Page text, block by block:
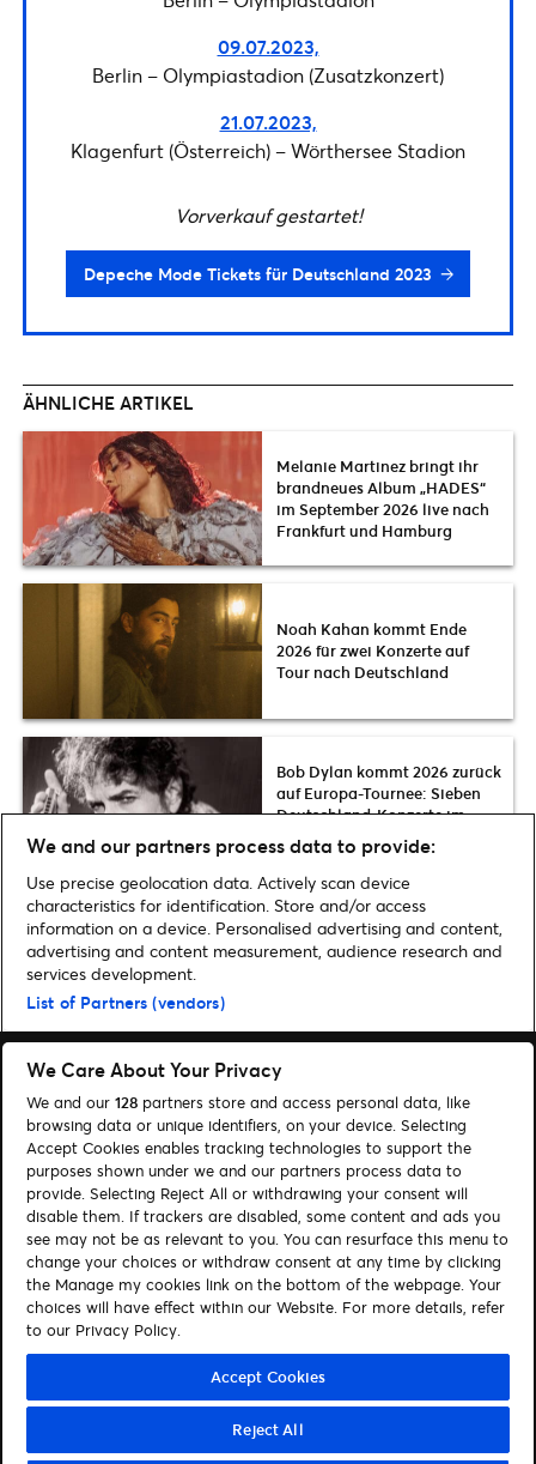
09.07.2023,
Berlin – Olympiastadion (Zusatzkonzert)
21.07.2023,
Klagenfurt (Österreich) – Wörthersee Stadion
Vorverkauf gestartet!
Depeche Mode Tickets für Deutschland 2023
ÄHNLICHE ARTIKEL
Melanie Martinez bringt ihr
brandneues Album „HADES“
im September 2026 live nach
Frankfurt und Hamburg
Noah Kahan kommt Ende
2026 für zwei Konzerte auf
Tour nach Deutschland
Bob Dylan kommt 2026 zurück
auf Europa-Tournee: Sieben
Deutschland-Konzerte im
Herbst
Musik
Depeche Mode schreiben mit neuem Album „Memento
Mori“ Chart-Geschichte in Deutschland
Suchen
Cookie-Einwilligungstool
Autor*innen
Kontakt
Impressum
Tickets
Folge uns:
Visit Facebook (opens in a new window)
Visit Twitter (opens in a new window)
Visit Instagram (opens in a new window)
Visit Youtube (opens in a new window)
Visit Tiktok (opens in a new
Visit Xing (opens in a new
© Ticketmaster 2026
We and our partners process data to provide:
Use precise geolocation data. Actively scan device
characteristics for identification. Store and/or access
information on a device. Personalised advertising and content,
advertising and content measurement, audience research and
services development.
List of Partners (vendors)
We Care About Your Privacy
We and our 128 partners store and access personal data, like
browsing data or unique identifiers, on your device. Selecting
Accept Cookies enables tracking technologies to support the
purposes shown under we and our partners process data to
provide. Selecting Reject All or withdrawing your consent will
disable them. If trackers are disabled, some content and ads you
see may not be as relevant to you. You can resurface this menu to
change your choices or withdraw consent at any time by clicking
the Manage my cookies link on the bottom of the webpage. Your
choices will have effect within our Website. For more details, refer
to our Privacy Policy.
Accept Cookies
Reject All